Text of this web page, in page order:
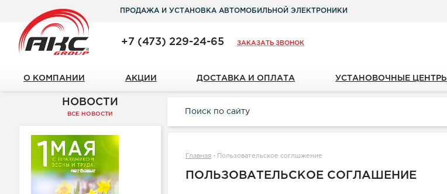
ПРОДАЖА И УСТАНОВКА АВТОМОБИЛЬНОЙ ЭЛЕКТРОНИКИ
+7 (473) 229-24-65 ЗАКАЗАТЬ ЗВОНОК
О КОМПАНИИ АКЦИИ ДОСТАВКА И ОПЛАТА УСТАНОВОЧНЫЕ ЦЕНТРЫ
НОВОСТИ
ВСЕ НОВОСТИ
Главная - Пользовательское соглшжение
ПОЛЬЗОВАТЕЛЬСКОЕ СОГЛАШЕНИЕ